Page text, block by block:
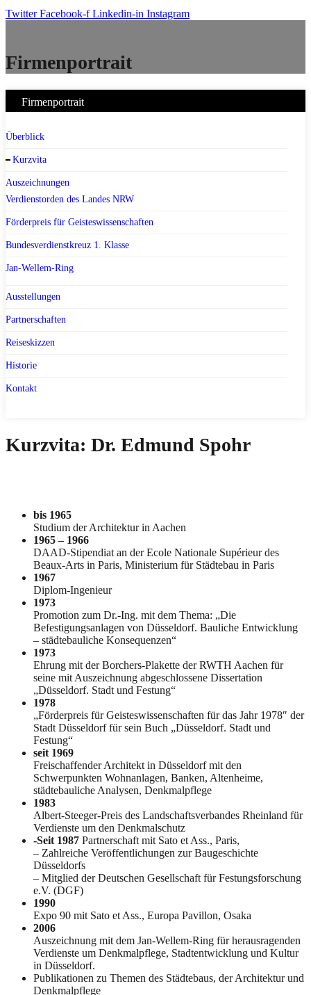
Twitter Facebook-f Linkedin-in Instagram
Firmenportrait
Firmenportrait
Überblick
Kurzvita
Auszeichnungen
Verdienstorden des Landes NRW
Förderpreis für Geisteswissenschaften
Bundesverdienstkreuz 1. Klasse
Jan-Wellem-Ring
Ausstellungen
Partnerschaften
Reiseskizzen
Historie
Kontakt
Kurzvita: Dr. Edmund Spohr
bis 1965
Studium der Architektur in Aachen
1965 – 1966
DAAD-Stipendiat an der Ecole Nationale Supérieur des
Beaux-Arts in Paris, Ministerium für Städtebau in Paris
1967
Diplom-Ingenieur
1973
Promotion zum Dr.-Ing. mit dem Thema: „Die
Befestigungsanlagen von Düsseldorf. Bauliche Entwicklung
– städtebauliche Konsequenzen“
1973
Ehrung mit der Borchers-Plakette der RWTH Aachen für
seine mit Auszeichnung abgeschlossene Dissertation
„Düsseldorf. Stadt und Festung“
1978
„Förderpreis für Geisteswissenschaften für das Jahr 1978″ der
Stadt Düsseldorf für sein Buch „Düsseldorf. Stadt und
Festung“
seit 1969
Freischaffender Architekt in Düsseldorf mit den
Schwerpunkten Wohnanlagen, Banken, Altenheime,
städtebauliche Analysen, Denkmalpflege
1983
Albert-Steeger-Preis des Landschaftsverbandes Rheinland für
Verdienste um den Denkmalschutz
-Seit 1987 Partnerschaft mit Sato et Ass., Paris,
– Zahlreiche Veröffentlichungen zur Baugeschichte
Düsseldorfs
– Mitglied der Deutschen Gesellschaft für Festungsforschung
e.V. (DGF)
1990
Expo 90 mit Sato et Ass., Europa Pavillon, Osaka
2006
Auszeichnung mit dem Jan-Wellem-Ring für herausragenden
Verdienste um Denkmalpflege, Stadtentwicklung und Kultur
in Düsseldorf.
Publikationen zu Themen des Städtebaus, der Architektur und
Denkmalpflege